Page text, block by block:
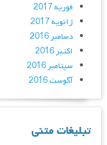
فوریه 2017
ژانویه 2017
دسامبر 2016
اکتبر 2016
سپتامبر 2016
آگوست 2016
تبلیغات متنی